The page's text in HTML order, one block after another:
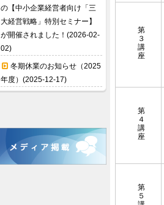
第
３
講
座
第
４
講
座
第
５
の【中小企業経営者向け「三
大経営戦略」特別セミナー】
が開催されました！(2026-02-
02)
冬期休業のお知らせ（2025
年度）(2025-12-17)